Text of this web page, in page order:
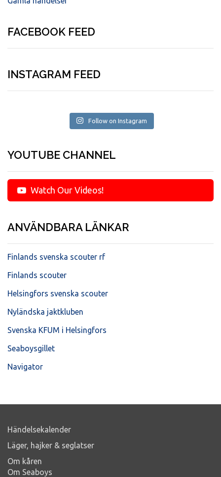
FACEBOOK FEED
INSTAGRAM FEED
Follow on Instagram
YOUTUBE CHANNEL
Watch Our Videos!
ANVÄNDBARA LÄNKAR
Finlands svenska scouter rf
Finlands scouter
Helsingfors svenska scouter
Nyländska jaktkluben
Svenska KFUM i Helsingfors
Seaboysgillet
Navigator
Händelsekalender
Läger, hajker & seglatser
Om kåren
Om Seaboys